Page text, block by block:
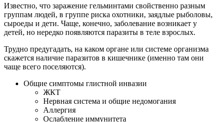
Известно, что заражение гельминтами свойственно разным
группам людей, в группе риска охотники, заядлые рыболовы,
сыроеды и дети. Чаще, конечно, заболевание возникает у
детей, но нередко появляются паразиты в теле взрослых.
Трудно предугадать, на каком органе или системе организма
скажется наличие паразитов в кишечнике (именно там они
чаще всего поселяются).
Общие симптомы глистной инвазии
ЖКТ
Нервная система и общие недомогания
Аллергия
Ослабление иммунитета